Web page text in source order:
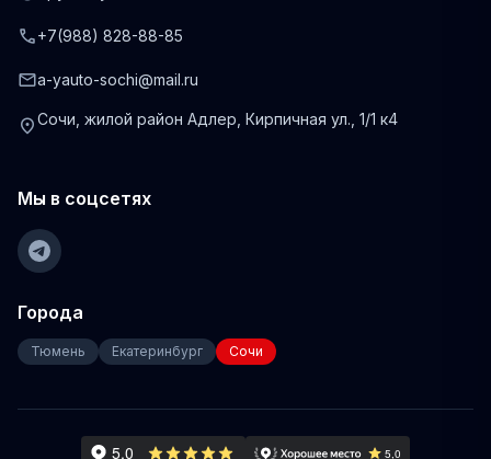
phone+7(988) 828-88-85
maila-yauto-sochi@mail.ru
location_onСочи, жилой район Адлер, Кирпичная ул., 1/1 к4
Мы в соцсетях
Города
Тюмень Екатеринбург Сочи